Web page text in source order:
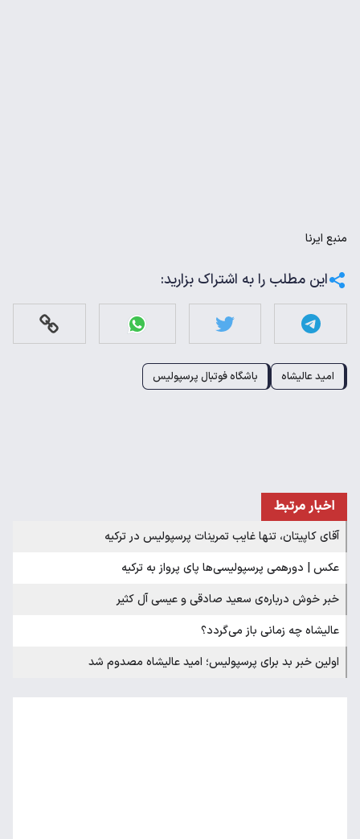
منبع ایرنا
این مطلب را به اشتراک بزارید:
امید عالیشاه باشگاه فوتبال پرسپولیس
اخبار مرتبط
آقای کاپیتان، تنها غایب تمرینات پرسپولیس در ترکیه
عکس | دورهمی پرسپولیسی‌ها پای پرواز به ترکیه
خبر خوش درباره‌ی سعید صادقی و عیسی آل کثیر
عالیشاه چه زمانی باز می‌گردد؟
اولین خبر بد برای پرسپولیس؛ امید عالیشاه مصدوم شد